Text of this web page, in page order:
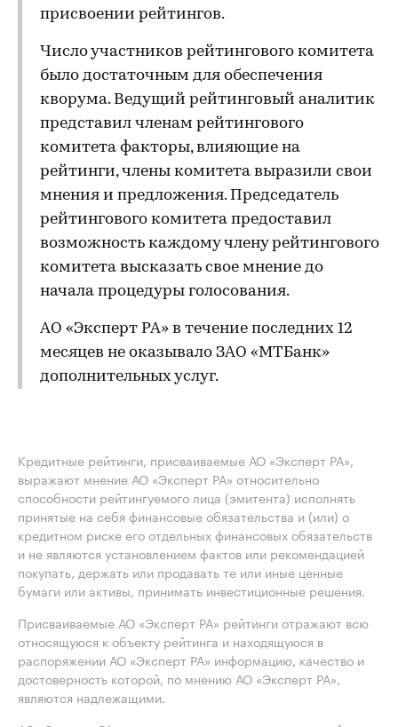
присвоении рейтингов.
Число участников рейтингового комитета
было достаточным для обеспечения
кворума. Ведущий рейтинговый аналитик
представил членам рейтингового
комитета факторы, влияющие на
рейтинги, члены комитета выразили свои
мнения и предложения. Председатель
рейтингового комитета предоставил
возможность каждому члену рейтингового
комитета высказать свое мнение до
начала процедуры голосования.
АО «Эксперт РА» в течение последних 12
месяцев не оказывало ЗАО «МТБанк»
дополнительных услуг.
Кредитные рейтинги, присваиваемые АО «Эксперт РА»,
выражают мнение АО «Эксперт РА» относительно
способности рейтингуемого лица (эмитента) исполнять
принятые на себя финансовые обязательства и (или) о
кредитном риске его отдельных финансовых обязательств
и не являются установлением фактов или рекомендацией
покупать, держать или продавать те или иные ценные
бумаги или активы, принимать инвестиционные решения.
Присваиваемые АО «Эксперт РА» рейтинги отражают всю
относящуюся к объекту рейтинга и находящуюся в
распоряжении АО «Эксперт РА» информацию, качество и
достоверность которой, по мнению АО «Эксперт РА»,
являются надлежащими.